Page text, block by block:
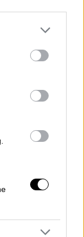
more Google
may click to
party tags to
below Google
για τα
πόρισμα